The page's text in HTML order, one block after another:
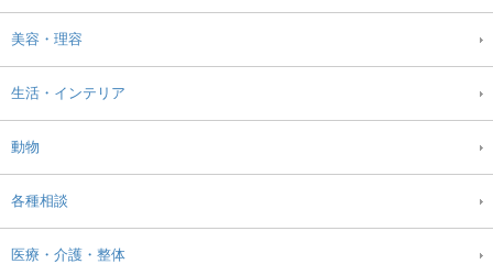
美容・理容
生活・インテリア
動物
各種相談
医療・介護・整体